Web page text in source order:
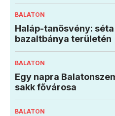
BALATON
Haláp-tanösvény:
bazaltbánya területén
BALATON
Egy napra
sakk fővárosa
BALATON